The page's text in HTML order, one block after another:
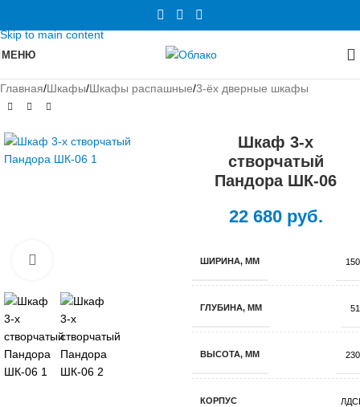
Skip to main content
МЕНЮ
Главная/Шкафы/Шкафы распашные/3-ёх дверные шкафы
Шкаф 3-х
створчатый
Пандора ШК-06
22 680руб.
ШИРИНА, ММ
ГЛУБИНА, ММ
ВЫСОТА, ММ
КОРПУС